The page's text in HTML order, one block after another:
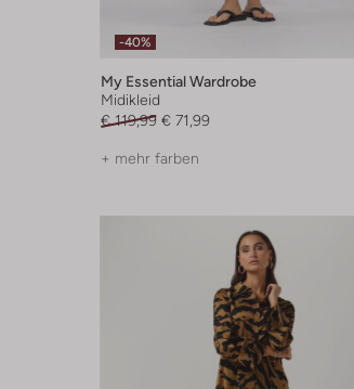
-40%
My Essential Wardrobe
Midikleid
€ 119,99 € 71,99
+ mehr farben